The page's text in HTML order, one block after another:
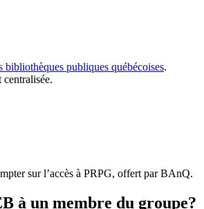
bibliothèques publiques québécoises.
sur l’accès à PRPG, offert par BAnQ.
à un membre du groupe?